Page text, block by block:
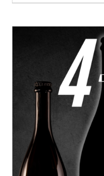
SCEGLI